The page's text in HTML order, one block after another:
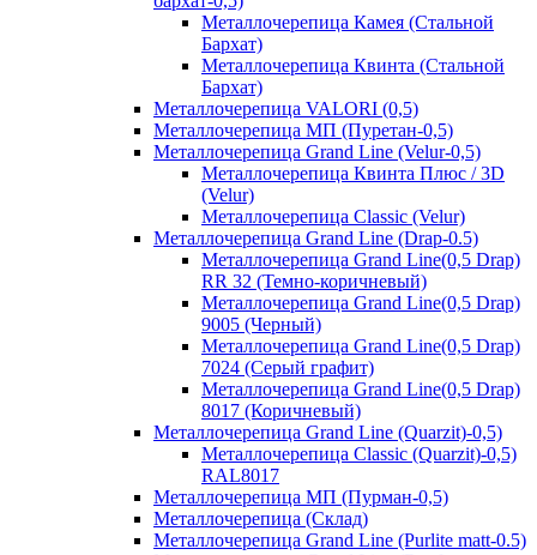
Металлочерепица Камея (Стальной
Бархат)
Металлочерепица Квинта (Стальной
Бархат)
Металлочерепица VALORI (0,5)
Металлочерепица МП (Пуретан-0,5)
Металлочерепица Grand Line (Velur-0,5)
Металлочерепица Квинта Плюс / 3D
(Velur)
Металлочерепица Classic (Velur)
Металлочерепица Grand Line (Drap-0.5)
Металлочерепица Grand Line(0,5 Drap)
RR 32 (Темно-коричневый)
Металлочерепица Grand Line(0,5 Drap)
9005 (Черный)
Металлочерепица Grand Line(0,5 Drap)
7024 (Серый графит)
Металлочерепица Grand Line(0,5 Drap)
8017 (Коричневый)
Металлочерепица Grand Line (Quarzit)-0,5)
Металлочерепица Classic (Quarzit)-0,5)
RAL8017
Металлочерепица МП (Пурман-0,5)
Металлочерепица (Склад)
Металлочерепица Grand Line (Purlite matt-0.5)